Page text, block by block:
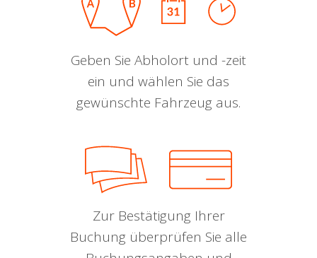
Geben Sie Abholort und -zeit
ein und wählen Sie das
gewünschte Fahrzeug aus.
Zur Bestätigung Ihrer
Buchung überprüfen Sie alle